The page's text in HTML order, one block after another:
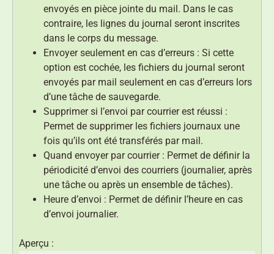
envoyés en pièce jointe du mail. Dans le cas
contraire, les lignes du journal seront inscrites
dans le corps du message.
Envoyer seulement en cas d’erreurs : Si cette
option est cochée, les fichiers du journal seront
envoyés par mail seulement en cas d’erreurs lors
d’une tâche de sauvegarde.
Supprimer si l’envoi par courrier est réussi :
Permet de supprimer les fichiers journaux une
fois qu’ils ont été transférés par mail.
Quand envoyer par courrier : Permet de définir la
périodicité d’envoi des courriers (journalier, après
une tâche ou après un ensemble de tâches).
Heure d’envoi : Permet de définir l’heure en cas
d’envoi journalier.
Aperçu :